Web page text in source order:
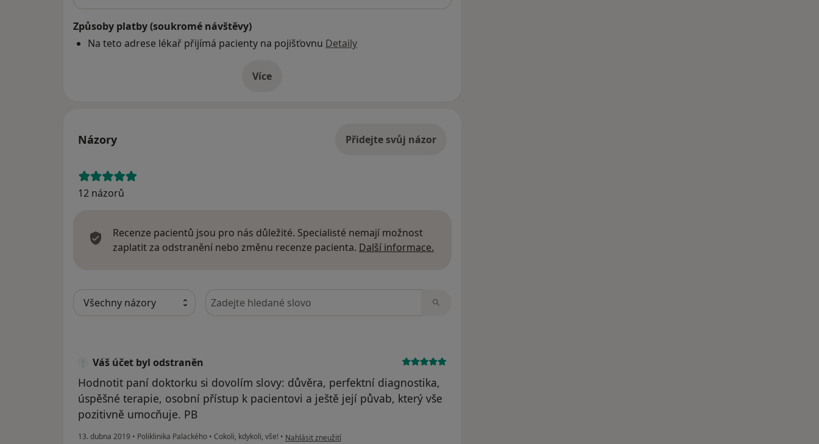
Způsoby platby (soukromé návštěvy)
Na teto adrese lékař přijímá pacienty na pojišťovnu Detaily
Víceo adrese
Názory Přidejte svůj názor
12 názorů
Recenze pacientů jsou pro nás důležité. Specialisté nemají možnost
zaplatit za odstranění nebo změnu recenze pacienta. Další informace.
Hledejte v názorech
Váš účet byl odstraněn
Hodnotit paní doktorku si dovolím slovy: důvěra, perfektní diagnostika,
úspěšné terapie, osobní přístup k pacientovi a ještě její půvab, který vše
pozitivně umocňuje. PB
13. dubna 2019 • Poliklinika Palackého • Cokoli, kdykoli, vše! • podle názoru uživatele Váš účet byl odstraněn
Nahlásit zneužití